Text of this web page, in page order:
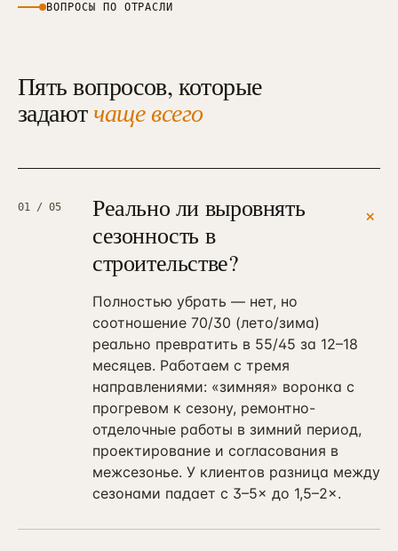
ВОПРОСЫ ПО ОТРАСЛИ
Пять вопросов, которые
задаютчаще всего
01 / 05
Реально ли выровнять
сезонность в
строительстве?
+
Полностью убрать — нет, но
соотношение 70/30 (лето/зима)
реально превратить в 55/45 за 12–18
месяцев. Работаем с тремя
направлениями: «зимняя» воронка с
прогревом к сезону, ремонтно-
отделочные работы в зимний период,
проектирование и согласования в
межсезонье. У клиентов разница между
сезонами падает с 3–5× до 1,5–2×.